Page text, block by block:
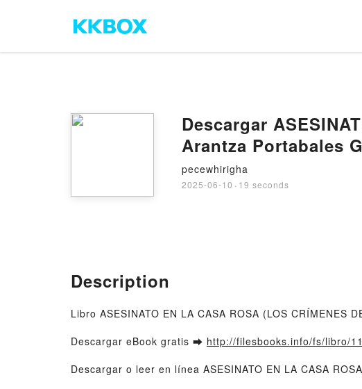
Descargar
Arantza Portabales
pecewhirigha
2025-06-10 · 19 seconds
Description
Libro ASESINATO EN LA CASA ROSA (LOS CRÍMENES
Descargar eBook gratis ➡ http://filesbooks.info/fs/libro/
Descargar o leer en línea ASESINATO EN LA CASA